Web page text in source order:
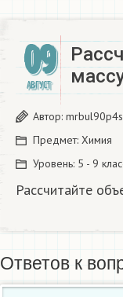
09
АВГУСТ
Автор:
Предмет: Химия
Уровень: 5 - 9
Рассчитайте
Ответов к